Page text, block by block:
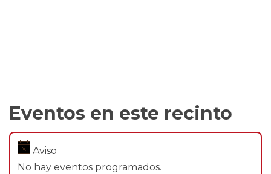
Eventos en este recinto
Aviso
No hay eventos programados.